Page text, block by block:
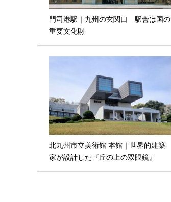
門司港駅｜九州の玄関口 駅舎は国の
重要文化財
北九州市立美術館 本館｜世界的建築
家が設計した『丘の上の双眼鏡』